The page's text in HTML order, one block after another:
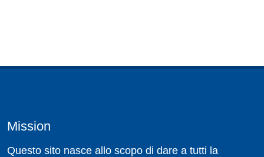
Mission
Questo sito nasce allo scopo di dare a tutti la